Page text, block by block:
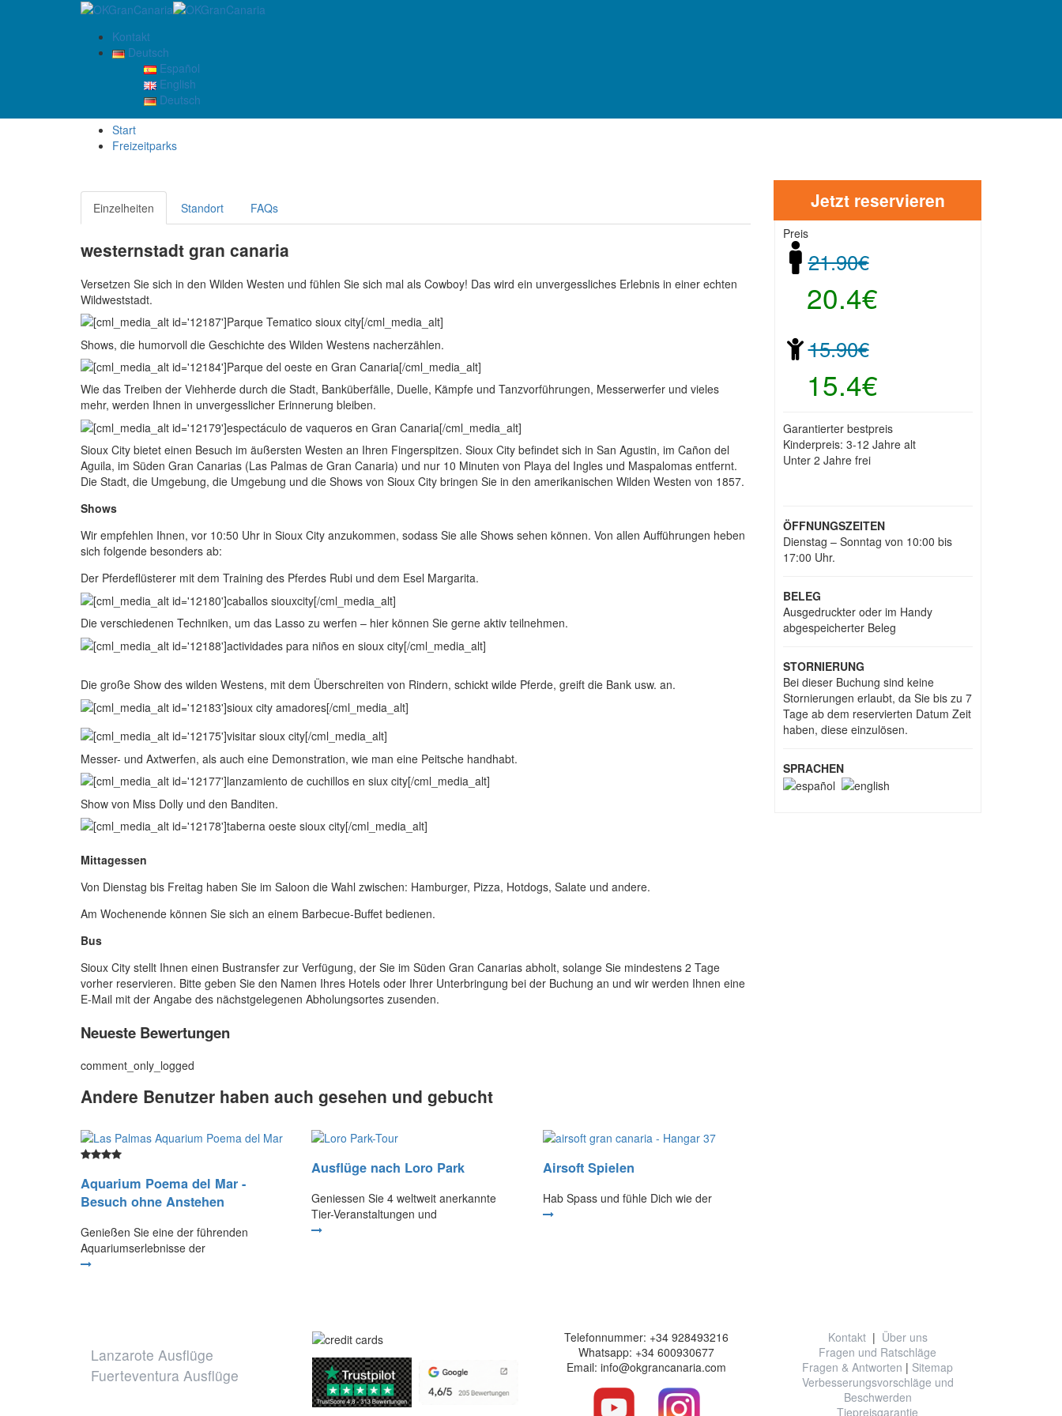
Kontakt
Deutsch
Español
English
Deutsch
Sioux City Park
Start
Freizeitparks
Einzelheiten Standort FAQs
westernstadt gran canaria
Versetzen Sie sich in den Wilden Westen und fühlen Sie sich mal als Cowboy! Das wird ein unvergessliches Erlebnis in einer echten
Wildweststadt.
Shows, die humorvoll die Geschichte des Wilden Westens nacherzählen.
Wie das Treiben der Viehherde durch die Stadt, Banküberfälle, Duelle, Kämpfe und Tanzvorführungen, Messerwerfer und vieles
mehr, werden Ihnen in unvergesslicher Erinnerung bleiben.
Sioux City bietet einen Besuch im äußersten Westen an Ihren Fingerspitzen. Sioux City befindet sich in San Agustin, im Cañon del
Aguila, im Süden Gran Canarias (Las Palmas de Gran Canaria) und nur 10 Minuten von Playa del Ingles und Maspalomas entfernt.
Die Stadt, die Umgebung, die Umgebung und die Shows von Sioux City bringen Sie in den amerikanischen Wilden Westen von 1857.
Shows
Wir empfehlen Ihnen, vor 10:50 Uhr in Sioux City anzukommen, sodass Sie alle Shows sehen können. Von allen Aufführungen heben
sich folgende besonders ab:
Der Pferdeflüsterer mit dem Training des Pferdes Rubi und dem Esel Margarita.
Die verschiedenen Techniken, um das Lasso zu werfen – hier können Sie gerne aktiv teilnehmen.
Die große Show des wilden Westens, mit dem Überschreiten von Rindern, schickt wilde Pferde, greift die Bank usw. an.
Messer- und Axtwerfen, als auch eine Demonstration, wie man eine Peitsche handhabt.
Show von Miss Dolly und den Banditen.
Mittagessen
Von Dienstag bis Freitag haben Sie im Saloon die Wahl zwischen: Hamburger, Pizza, Hotdogs, Salate und andere.
Am Wochenende können Sie sich an einem Barbecue-Buffet bedienen.
Bus
Sioux City stellt Ihnen einen Bustransfer zur Verfügung, der Sie im Süden Gran Canarias abholt, solange Sie mindestens 2 Tage
vorher reservieren. Bitte geben Sie den Namen Ihres Hotels oder Ihrer Unterbringung bei der Buchung an und wir werden Ihnen eine
E-Mail mit der Angabe des nächstgelegenen Abholungsortes zusenden.
Neueste Bewertungen
comment_only_logged
Andere Benutzer haben auch gesehen und gebucht
Aquarium Poema del Mar -
Besuch ohne Anstehen
Genießen Sie eine der führenden
Aquariumserlebnisse der
Ausflüge nach Loro Park
Geniessen Sie 4 weltweit anerkannte
Tier-Veranstaltungen und
Airsoft Spielen
Hab Spass und fühle Dich wie der
Jetzt reservieren
Preis
21.90€
20.4€
15.90€
15.4€
Garantierter bestpreis
Kinderpreis: 3-12 Jahre alt
Unter 2 Jahre frei
ÖFFNUNGSZEITEN
Dienstag – Sonntag von 10:00 bis
17:00 Uhr.
BELEG
Ausgedruckter oder im Handy
abgespeicherter Beleg
STORNIERUNG
Bei dieser Buchung sind keine
Stornierungen erlaubt, da Sie bis zu 7
Tage ab dem reservierten Datum Zeit
haben, diese einzulösen.
SPRACHEN
Lanzarote Ausflüge
Fuerteventura Ausflüge
Telefonnummer: +34 928493216
Whatsapp: +34 600930677
Email: info@okgrancanaria.com
Kontakt| Über uns
Fragen und Ratschläge
Fragen & Antworten | Sitemap
Verbesserungsvorschläge und
Beschwerden
Tiepreisgarantie